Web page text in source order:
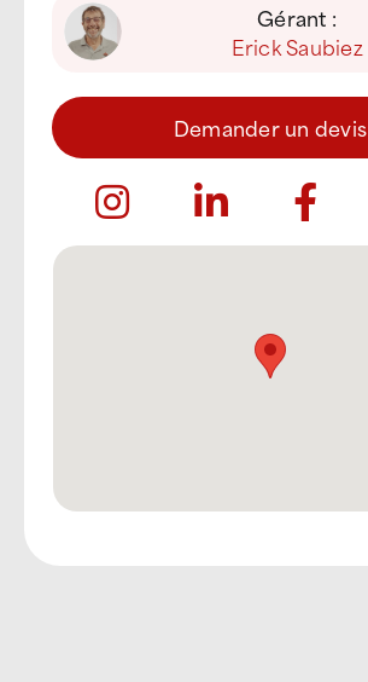
Gérant :
Erick Saubiez
Demander un devis